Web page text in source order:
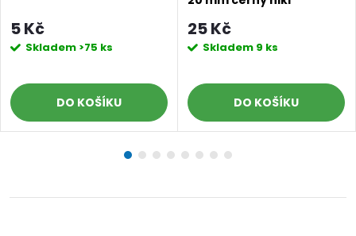
5 Kč
Skladem >75 ks
DO KOŠÍKU
25 Kč
Skladem 9 ks
DO KOŠÍKU